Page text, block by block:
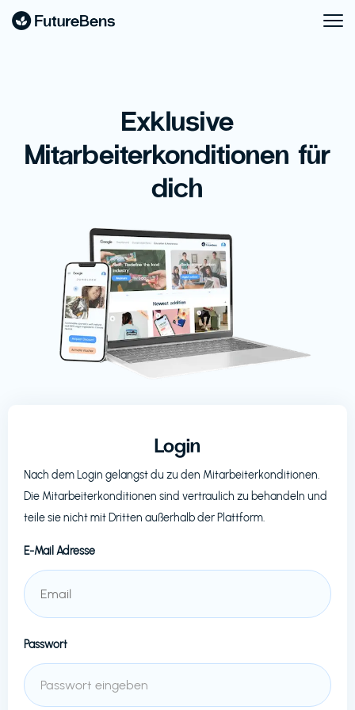
Exklusive
Mitarbeiterkonditionen für
dich
Login
Nach dem Login gelangst du zu den Mitarbeiterkonditionen.
Die Mitarbeiterkonditionen sind vertraulich zu behandeln und
teile sie nicht mit Dritten außerhalb der Plattform.
E-Mail Adresse
Passwort